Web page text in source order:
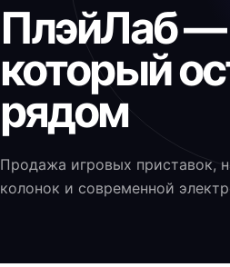
ПлэйЛаб —
который
рядом
Продажа игровых приставок,
колонок и современной